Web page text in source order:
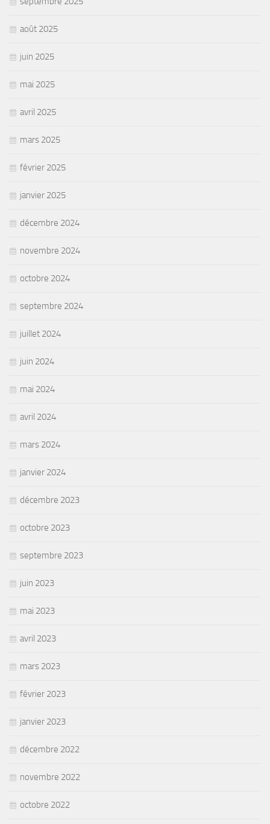
août 2025
juin 2025
mai 2025
avril 2025
mars 2025
février 2025
janvier 2025
décembre 2024
novembre 2024
octobre 2024
septembre 2024
juillet 2024
juin 2024
mai 2024
avril 2024
mars 2024
janvier 2024
décembre 2023
octobre 2023
septembre 2023
juin 2023
mai 2023
avril 2023
mars 2023
février 2023
janvier 2023
décembre 2022
novembre 2022
octobre 2022